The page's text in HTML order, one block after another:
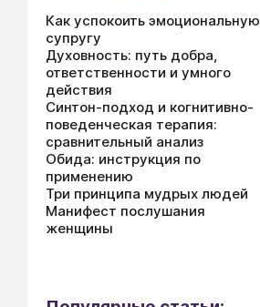
Как успокоить эмоциональную
супругу
Духовность: путь добра,
ответственности и умного
действия
Синтон-подход и когнитивно-
поведенческая терапия:
сравнительный анализ
Обида: инструкция по
применению
Три принципа мудрых людей
Манифест послушания
женщины